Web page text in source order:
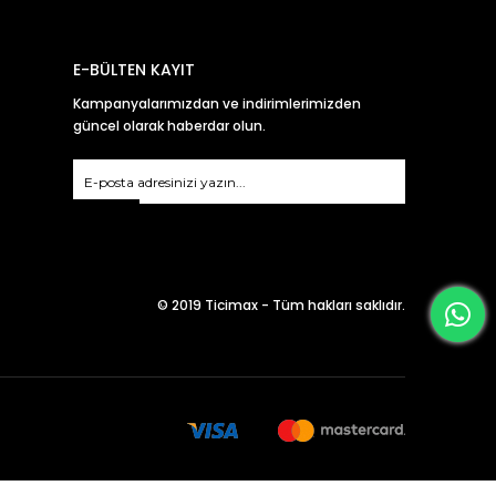
E-BÜLTEN KAYIT
Kampanyalarımızdan ve indirimlerimizden
güncel olarak haberdar olun.
© 2019 Ticimax - Tüm hakları saklıdır.